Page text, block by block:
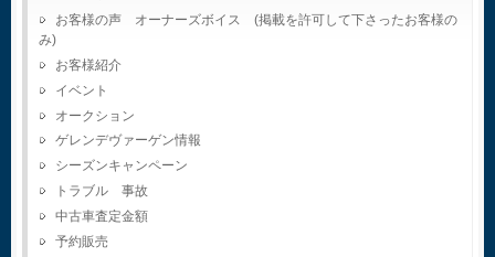
お客様の声 オーナーズボイス (掲載を許可して下さったお客様の
み)
お客様紹介
イベント
オークション
ゲレンデヴァーゲン情報
シーズンキャンペーン
トラブル 事故
中古車査定金額
予約販売